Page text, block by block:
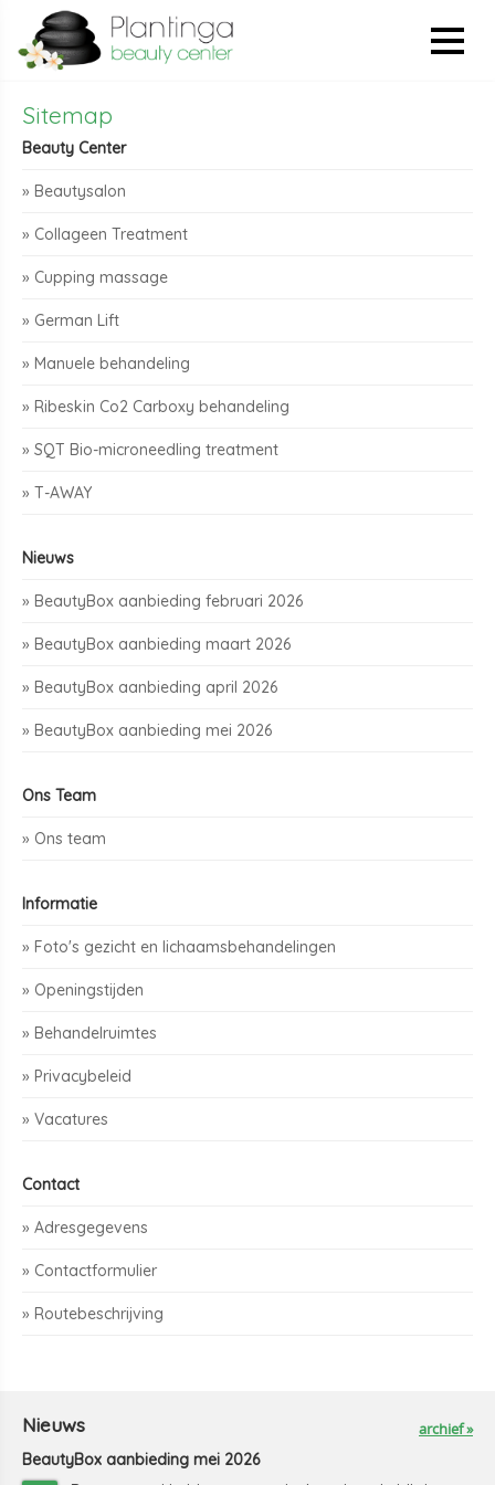
Sitemap
Beauty Center
» Beautysalon
» Collageen Treatment
» Cupping massage
» German Lift
» Manuele behandeling
» Ribeskin Co2 Carboxy behandeling
» SQT Bio-microneedling treatment
» T-AWAY
Nieuws
» BeautyBox aanbieding februari 2026
» BeautyBox aanbieding maart 2026
» BeautyBox aanbieding april 2026
» BeautyBox aanbieding mei 2026
Ons Team
» Ons team
Informatie
» Foto's gezicht en lichaamsbehandelingen
» Openingstijden
» Behandelruimtes
» Privacybeleid
» Vacatures
Contact
» Adresgegevens
» Contactformulier
» Routebeschrijving
Nieuws
archief »
BeautyBox aanbieding mei 2026